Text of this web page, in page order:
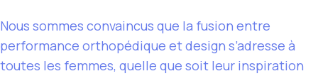
Nous sommes convaincus que la fusion entre
performance orthopédique et design s’adresse à
toutes les femmes, quelle que soit leur inspiration